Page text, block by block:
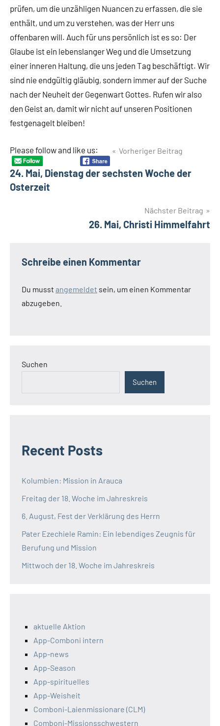
prüfen, um die unzähligen Nuancen zu erfassen, die sie
enthält, und um zu verstehen, was der Herr uns
offenbaren will. Auch für uns persönlich ist es so: Der
Glaube ist ein lebenslanger Weg und die Umsetzung
einer inneren Haltung, die uns jeden Tag beschäftigt. Wir
sind nie endgültig gläubig, sondern immer auf der Suche
nach der Neuheit der Gegenwart Gottes. Rufen wir also
den Geist an, damit wir nicht auf unseren Positionen
festgenagelt bleiben!
Please follow and like us:
BeitragsnavigationVorheriger Beitrag
24. Mai, Dienstag der sechsten Woche der
Osterzeit
Nächster Beitrag
26. Mai, Christi Himmelfahrt
Schreibe einen Kommentar
Du musst angemeldet sein, um einen Kommentar
abzugeben.
Suchen
Suchen
Recent Posts
Kolumbien: Mission in Arauca
Freitag der 18. Woche im Jahreskreis
6. August, Fest der Verklärung des Herrn
Pater Ezechiele Ramin: Ein lebendiges Zeugnis für
Berufung und Mission
Mittwoch der 18. Woche im Jahreskreis
aktuelle Aktion
App-Comboni intern
App-news
App-Season
App-spirituelles
App-Weisheit
Comboni-Laienmissionare (CLM)
Comboni-Missionsschwestern